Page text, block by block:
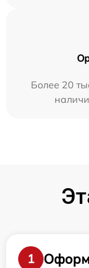
Более 20
1